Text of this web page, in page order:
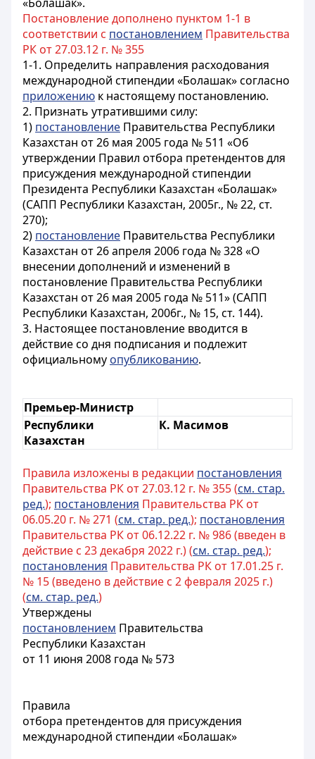
Постановление дополнено пунктом 1-1 в
соответствии с постановлением Правительства
РК от 27.03.12 г. № 355
1-1. Определить направления расходования
международной стипендии «Болашак» согласно
приложению к настоящему постановлению.
2. Признать утратившими силу:
1) постановление Правительства Республики
Казахстан от 26 мая 2005 года № 511 «Об
утверждении Правил отбора претендентов для
присуждения международной стипендии
Президента Республики Казахстан «Болашак»
(САПП Республики Казахстан, 2005г., № 22, ст.
270);
2) постановление Правительства Республики
Казахстан от 26 апреля 2006 года № 328 «О
внесении дополнений и изменений в
постановление Правительства Республики
Казахстан от 26 мая 2005 года № 511» (САПП
Республики Казахстан, 2006г., № 15, ст. 144).
3. Настоящее постановление вводится в
действие со дня подписания и подлежит
официальному опубликованию.
Премьер-Министр
Республики
Казахстан
К. Масимов
Правила изложены в редакции постановления
Правительства РК от 27.03.12 г. № 355 (см. стар.
ред.); постановления Правительства РК от
06.05.20 г. № 271 (см. стар. ред.); постановления
Правительства РК от 06.12.22 г. № 986 (введен в
действие с 23 декабря 2022 г.) (см. стар. ред.);
постановления Правительства РК от 17.01.25 г.
№ 15 (введено в действие с 2 февраля 2025 г.)
(см. стар. ред.)
Утверждены
постановлением Правительства
Республики Казахстан
от 11 июня 2008 года № 573
Правила
отбора претендентов для присуждения
международной стипендии «Болашак»